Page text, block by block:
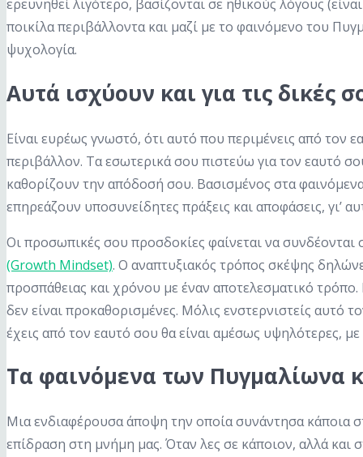
ερευνηθεί λιγότερο, βασίζονται σε ηθικούς λόγους
ποικίλα περιβάλλοντα και μαζί με το φαινόμενο του
ψυχολογία.
Αυτά ισχύουν και για τις δικές
Είναι ευρέως γνωστό, ότι αυτό που περιμένεις από τον
περιβάλλον. Τα εσωτερικά σου πιστεύω για τον εαυτό
καθορίζουν την απόδοσή σου. Βασισμένος στα
επηρεάζουν υποσυνείδητες πράξεις και αποφάσεις, γι’
Οι προσωπικές σου προσδοκίες φαίνεται να
(Growth Mindset). Ο αναπτυξιακός τρόπος σκέψης
προσπάθειας και χρόνου με έναν αποτελεσματικό
δεν είναι προκαθορισμένες. Μόλις ενστερνιστείς αυτό
έχεις από τον εαυτό σου θα είναι αμέσως υψηλότερες,
Τα φαινόμενα των Πυγμαλίωνα
Μια ενδιαφέρουσα άποψη την οποία συνάντησα κάποια
επίδραση στη μνήμη μας. Όταν λες σε κάποιον, αλλά και